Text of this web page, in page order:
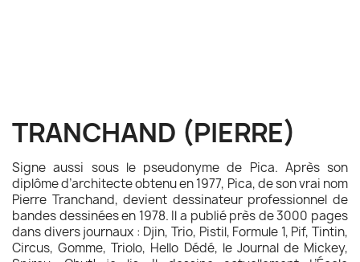
TRANCHAND (PIERRE)
Signe aussi sous le pseudonyme de Pica. Après son
diplôme d’architecte obtenu en 1977, Pica, de son vrai nom
Pierre Tranchand, devient dessinateur professionnel de
bandes dessinées en 1978. Il a publié près de 3000 pages
dans divers journaux : Djin, Trio, Pistil, Formule 1, Pif, Tintin,
Circus, Gomme, Triolo, Hello Dédé, le Journal de Mickey,